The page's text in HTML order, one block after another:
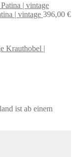
| vintage 396,00 €
Krauthobel |
ist ab einem